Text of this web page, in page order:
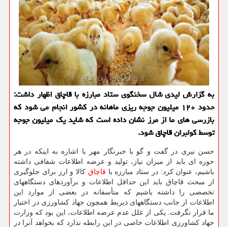
به گزارش لیدی شال سخنگوی ستاد مبارزه با قاچاق اظهار داشت:
حدود ۱۲۰ میلیون جوجه ریزی ماهانه در کشور انجام می شود که
بازرسی های ما از مرز نشان داده است که شاید یک میلیون جوجه
توسط کولبران قاچاق شود.
حسن نیری در گفت و گو با خبرنگار مهر با اشاره به اینکه در هر
حوزه ای باید از میزان نیاز، تولید و عرضه اطلاعات شفافی داشته
باشیم، عنوان کرد: در ستاد مبارزه با قاچاق کالا و ارز برای جلوگیری
از مبحث قاچاق باید این حداقل اطلاعات و برآوردهای دستگاههای
تخصصی را داشته باشیم که متأسفانه در بعضی از موارد این
اطلاعات از جانب دستگاههای ذیربط همچون جهاد کشاورزی در اختیار
ما قرار نگرفت. یکی از علل عدم عرضه اطلاعات، این بود که وزارت
جهاد کشاورزی اطلاعات خاصی در این رابطه ندارد که بخواهد آنرا در